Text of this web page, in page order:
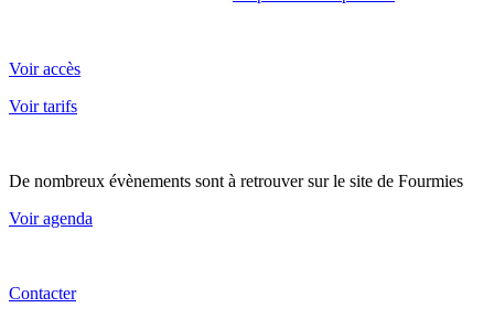
Voir accès
Voir tarifs
De nombreux évènements sont à retrouver sur le site de Fourmies
Voir agenda
Contacter